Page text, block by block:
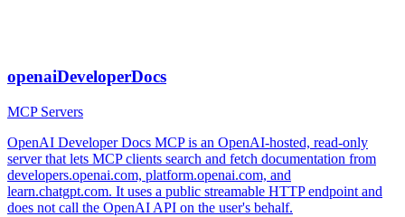
openaiDeveloperDocs
MCP Servers
OpenAI Developer Docs MCP is an OpenAI-hosted, read-only
server that lets MCP clients search and fetch documentation from
developers.openai.com, platform.openai.com, and
learn.chatgpt.com. It uses a public streamable HTTP endpoint and
does not call the OpenAI API on the user's behalf.